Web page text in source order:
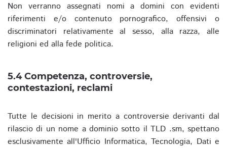
Non verranno assegnati nomi a domini con evidenti
riferimenti e/o contenuto pornografico, offensivi o
discriminatori relativamente al sesso, alla razza, alle
religioni ed alla fede politica.
5.4 Competenza, controversie,
contestazioni, reclami
Tutte le decisioni in merito a controversie derivanti dal
rilascio di un nome a dominio sotto il TLD .sm, spettano
esclusivamente all'Ufficio Informatica, Tecnologia, Dati e